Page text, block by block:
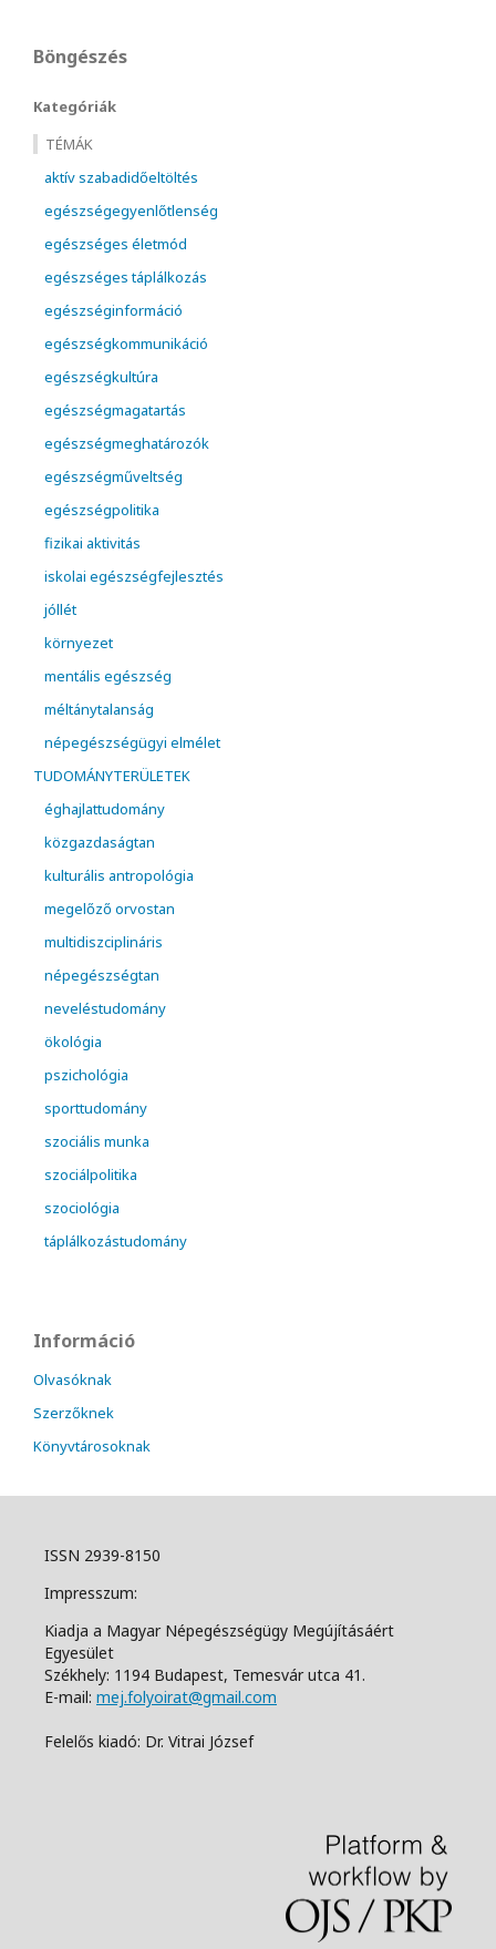
Böngészés
Kategóriák
TÉMÁK
aktív szabadidőeltöltés
egészségegyenlőtlenség
egészséges életmód
egészséges táplálkozás
egészséginformáció
egészségkommunikáció
egészségkultúra
egészségmagatartás
egészségmeghatározók
egészségműveltség
egészségpolitika
fizikai aktivitás
iskolai egészségfejlesztés
jóllét
környezet
mentális egészség
méltánytalanság
népegészségügyi elmélet
TUDOMÁNYTERÜLETEK
éghajlattudomány
közgazdaságtan
kulturális antropológia
megelőző orvostan
multidiszciplináris
népegészségtan
neveléstudomány
ökológia
pszichológia
sporttudomány
szociális munka
szociálpolitika
szociológia
táplálkozástudomány
Információ
Olvasóknak
Szerzőknek
Könyvtárosoknak
ISSN 2939-8150
Impresszum:
Kiadja a Magyar Népegészségügy Megújításáért
Egyesület
Székhely: 1194 Budapest, Temesvár utca 41.
E-mail: mej.folyoirat@gmail.com
Felelős kiadó: Dr. Vitrai József